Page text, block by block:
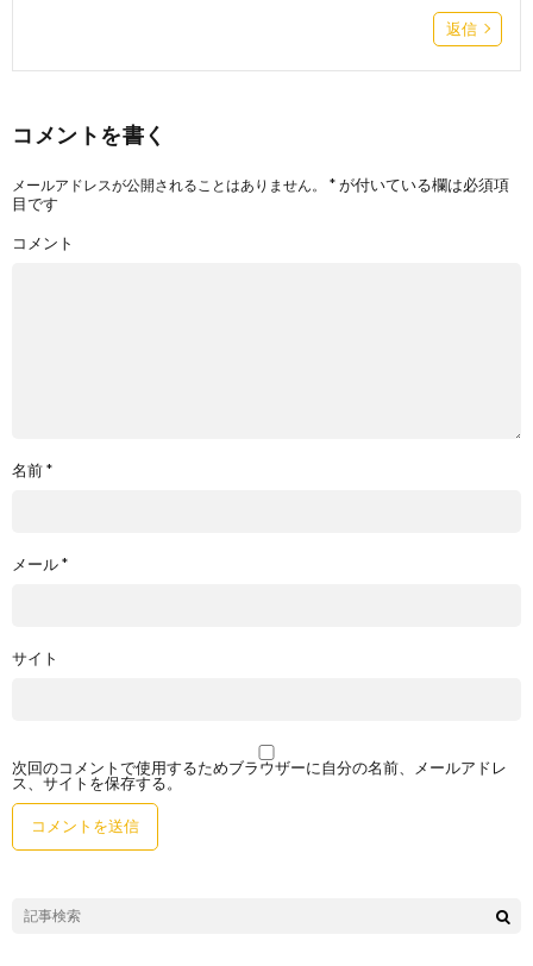
返信
コメントを書く
メールアドレスが公開されることはありません。 *が付いている欄は必須項
目です
コメント
名前*
メール*
サイト
次回のコメントで使用するためブラウザーに自分の名前、メールアドレ
ス、サイトを保存する。